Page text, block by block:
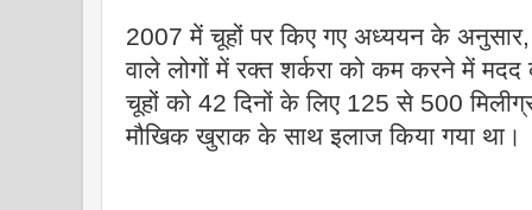
2007 में चूहों पर किए गए अध्ययन के
वाले लोगों में रक्त शर्करा को कम करने में
चूहों को 42 दिनों के लिए 125 से 500
मौखिक खुराक के साथ इलाज किया गया था।